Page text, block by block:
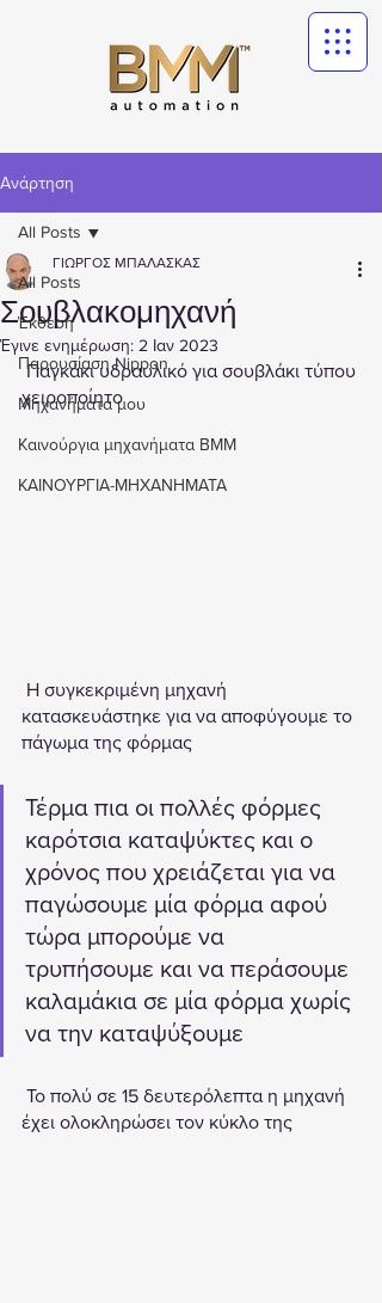
Ανάρτηση
All Posts
Έκθεσή
Παρουσίαση Nippon
Μηχανήματα μου
Καινούργια μηχανήματα ΒΜΜ
ΚΑΙΝΟΥΡΓΙΑ-ΜΗΧΑΝΗΜΑΤΑ
All Posts
Σουβλακομηχανή
ΓΙΩΡΓΟΣ ΜΠΑΛΑΣΚΑΣ
Έγινε ενημέρωση: 2 Ιαν 2023
χειροποίητο
κατασκευάστηκε για να αποφύγουμε το
πάγωμα της φόρμας
Τέρμα πια οι πολλές φόρμες
καρότσια καταψύκτες και ο
χρόνος που χρειάζεται για να
παγώσουμε μία φόρμα αφού
τώρα μπορούμε να
τρυπήσουμε και να περάσουμε
καλαμάκια σε μία φόρμα χωρίς
να την καταψύξουμε
έχει ολοκληρώσει τον κύκλο της